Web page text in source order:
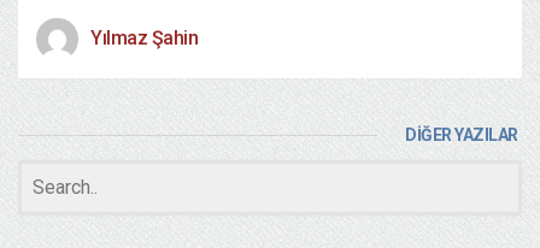
Yılmaz Şahin
DİĞER YAZILAR